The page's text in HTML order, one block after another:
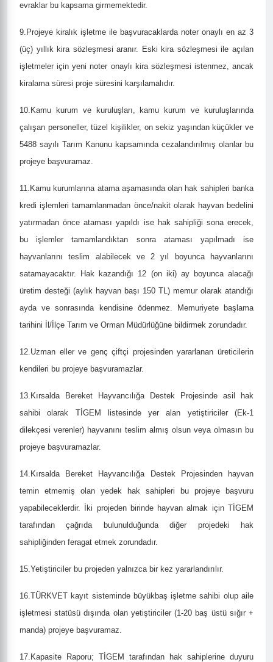
evraklar bu kapsama girmemektedir.
9.Projeye kiralık işletme ile başvuracaklarda noter onaylı en az 3
(üç) yıllık kira sözleşmesi aranır. Eski kira sözleşmesi ile açılan
işletmeler için yeni noter onaylı kira sözleşmesi istenmez, ancak
kiralama süresi proje süresini karşılamalıdır.
10.Kamu kurum ve kuruluşları, kamu kurum ve kuruluşlarında
çalışan personeller, tüzel kişilikler, on sekiz yaşından küçükler ve
5488 sayılı Tarım Kanunu kapsamında cezalandırılmış olanlar bu
projeye başvuramaz.
11.Kamu kurumlarına atama aşamasında olan hak sahipleri banka
kredi işlemleri tamamlanmadan önce/nakit olarak hayvan bedelini
yatırmadan önce ataması yapıldı ise hak sahipliği sona erecek,
bu işlemler tamamlandıktan sonra ataması yapılmadı ise
hayvanlarını teslim alabilecek ve 2 yıl boyunca hayvanlarını
satamayacaktır. Hak kazandığı 12 (on iki) ay boyunca alacağı
üretim desteği (aylık hayvan başı 150 TL) memur olarak atandığı
ayda ve sonrasında kendisine ödenmez. Memuriyete başlama
tarihini İl/İlçe Tarım ve Orman Müdürlüğüne bildirmek zorundadır.
12.Uzman eller ve genç çiftçi projesinden yararlanan üreticilerin
kendileri bu projeye başvuramazlar.
13.Kırsalda Bereket Hayvancılığa Destek Projesinde asil hak
sahibi olarak TİGEM listesinde yer alan yetiştiriciler (Ek-1
dilekçesi verenler) hayvanını teslim almış olsun veya olmasın bu
projeye başvuramazlar.
14.Kırsalda Bereket Hayvancılığa Destek Projesinden hayvan
temin etmemiş olan yedek hak sahipleri bu projeye başvuru
yapabileceklerdir. İki projeden birinde hayvan almak için TİGEM
tarafından çağrıda bulunulduğunda diğer projedeki hak
sahipliğinden feragat etmek zorundadır.
15.Yetiştiriciler bu projeden yalnızca bir kez yararlandırılır.
16.TÜRKVET kayıt sisteminde büyükbaş işletme sahibi olup aile
işletmesi statüsü dışında olan yetiştiriciler (1-20 baş üstü sığır +
manda) projeye başvuramaz.
17.Kapasite Raporu; TİGEM tarafından hak sahiplerine duyuru